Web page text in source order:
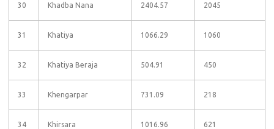
30 Khadba Nana 2404.57 2045
31 Khatiya 1066.29 1060
32 Khatiya Beraja 504.91 450
33 Khengarpar 731.09 218
34 Khirsara 1016.96 621